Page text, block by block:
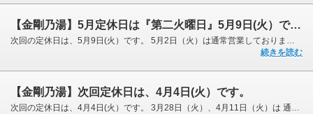
【金剛乃湯】5月定休日は『第二火曜日』5月9日(火）です。
次回の定休日は、5月9日(火）です。 5月2日（火）は通常営業しておりますので、 ぜひお越しくださ...
続きを読む
【金剛乃湯】次回定休日は、4月4日(火）です。
次回の定休日は、4月4日(火）です。 3月28日（火）、4月11日（火）は 通常営業（午前10時～午後23時...